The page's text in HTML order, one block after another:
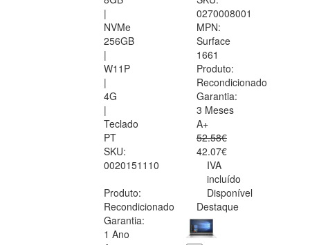
|
NVMe
256GB
|
W11P
|
4G
|
Teclado
PT
SKU:
0020151110
Produto:
Recondicionado
Garantia:
1 Ano
0270008001
MPN:
Surface
1661
Produto:
Recondicionado
Garantia:
3 Meses
A+
52.58€
42.07€
IVA
incluído
Disponível
Destaque